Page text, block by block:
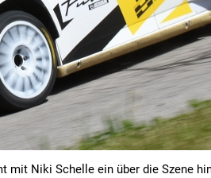
Niki Schelle ein über die Szene